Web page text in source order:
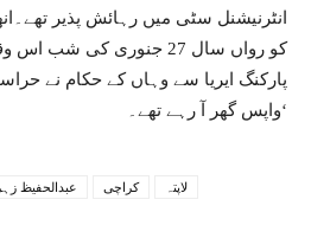
انٹرنیشنل سٹی میں رہائش پذیر
کو رواں سال 27 جنوری کی
پارکنگ ایریا سے وہاں کے حکام نے
واپس گھر آ رہے تھے۔‘
عبدالحفیظ کراچی لاپتہ